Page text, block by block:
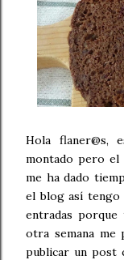
Hola flaner@s,
montado pero el
me ha dado
el blog así tengo
entradas porque
otra semana
publicar un post